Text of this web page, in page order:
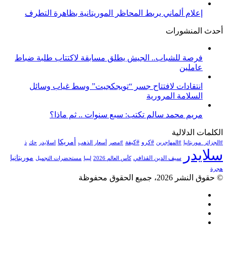
إعلام ألماني يربط المحاظر الموريتانية بظاهرة التطرف
أحدث المنشورات
فرصة للشباب.. الجيش يطلق مسابقة لاكتتاب طلبة ضباط
عاملين
انتقادات لافتتاح جسر “تويجكجيت” وسط غياب وسائل
السلامة المرورية
مريم محمد سالم تكتب: سبع سنوات .. ثم ماذا؟
الكلمات الدلالية
#الجزائر_موريتانيا #المهاجرين #كرو #كيفة #مصر أسعار الذهب أمريكا اسلايدر حك ذ
سلايدر سيف الدين القذافي كأس العالم 2026 ليبيا مستحضرات التجميل موريتانيا
هجرة
© حقوق النشر 2026، جميع الحقوق محفوظة